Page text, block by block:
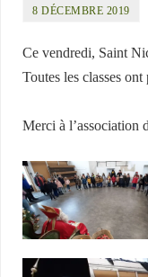
8 DÉCEMBRE 2019
Ce vendredi, Saint
Toutes les classes
Merci à l’association